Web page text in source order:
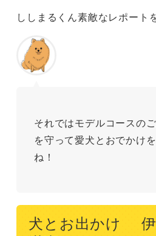
ししまるくん素敵なレポート
それではモデルコースの
を守って愛犬とおでかけ
ね！
犬とお出かけ 伊